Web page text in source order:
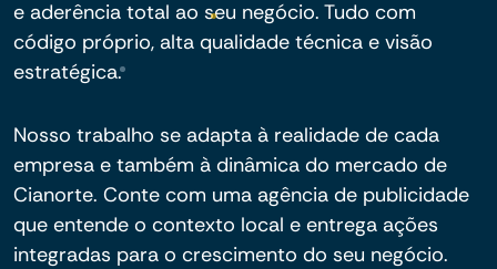
e aderência total ao seu negócio. Tudo com
código próprio, alta qualidade técnica e visão
estratégica.
Nosso trabalho se adapta à realidade de cada
empresa e também à dinâmica do mercado de
Cianorte. Conte com uma agência de publicidade
que entende o contexto local e entrega ações
integradas para o crescimento do seu negócio.